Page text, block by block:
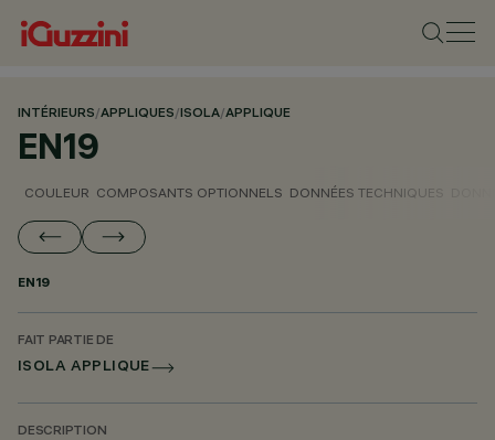
INTÉRIEURS/APPLIQUES/ISOLA/APPLIQUE
EN19
COULEUR COMPOSANTS OPTIONNELS DONNÉES TECHNIQUES
EN19
FAIT PARTIE DE
ISOLA APPLIQUE
DESCRIPTION